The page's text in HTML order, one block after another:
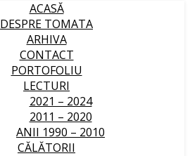
ACASĂ
DESPRE TOMATA
ARHIVA
CONTACT
PORTOFOLIU
LECTURI
2021 – 2024
2011 – 2020
ANII 1990 – 2010
CĂLĂTORII